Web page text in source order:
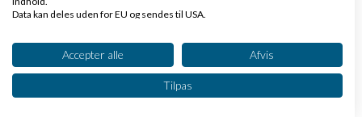
EU Momsnummer validering
Data kan deles uden for EU og sendes til USA.
Se partnerliste (2 IAB-leverandører)
Vi bruger dine data til følgende formål:
IAB's behandlingsformål:
Accepter alle Afvis
Tilpas